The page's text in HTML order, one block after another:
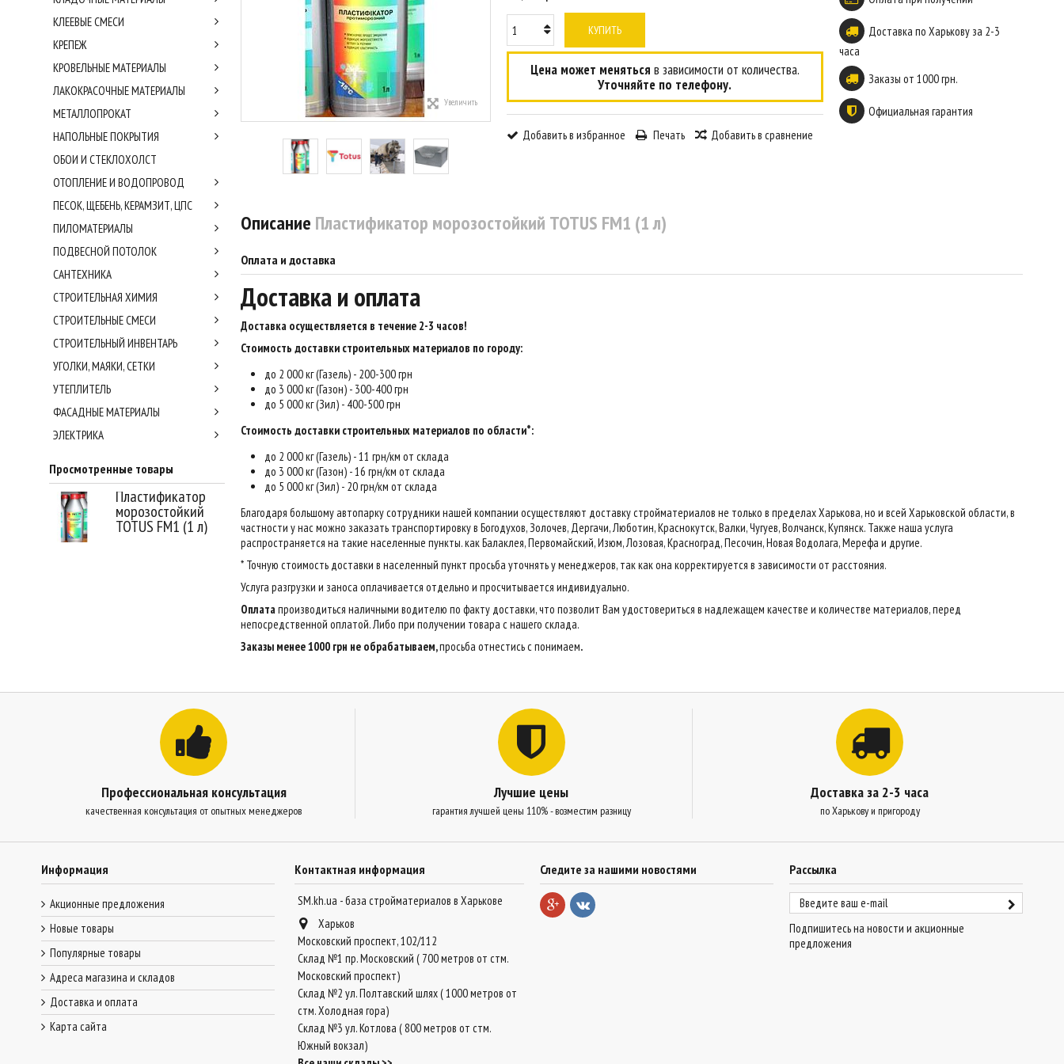
Увеличить
КУПИТЬ
Цена может меняться в зависимости от количества.
Уточняйте по телефону.
Добавить в избранное Печать Добавить в сравнение
Доставка по Харькову за 2-3
часа
Заказы от 1000 грн.
Официальная гарантия
Описание Пластификатор морозостойкий TOTUS FM1 (1 л)
Оплата и доставка
Доставка и оплата
Доставка осуществляется в течение 2-3 часов!
Стоимость доставки строительных материалов по городу:
до 2 000 кг (Газель) - 200-300 грн
до 3 000 кг (Газон) - 300-400 грн
до 5 000 кг (Зил) - 400-500 грн
Стоимость доставки строительных материалов по области*:
до 2 000 кг (Газель) - 11 грн/км от склада
до 3 000 кг (Газон) - 16 грн/км от склада
до 5 000 кг (Зил) - 20 грн/км от склада
Благодаря большому автопарку сотрудники нашей компании осуществляют доставку стройматериалов не только в пределах Харькова, но и всей Харьковской области, в
частности у нас можно заказать транспортировку в Богодухов, Золочев, Дергачи, Люботин, Краснокутск, Валки, Чугуев, Волчанск, Купянск. Также наша услуга
распространяется на такие населенные пункты. как Балаклея, Первомайский, Изюм, Лозовая, Красноград, Песочин, Новая Водолага, Мерефа и другие.
* Точную стоимость доставки в населенный пункт просьба уточнять у менеджеров, так как она корректируется в зависимости от расстояния.
Услуга разгрузки и заноса оплачивается отдельно и просчитывается индивидуально.
Оплатапроизводиться наличными водителю по факту доставки, что позволит Вам удостовериться в надлежащем качестве и количестве материалов, перед
непосредственной оплатой. Либо при получении товара с нашего склада.
Заказы менее 1000 грн не обрабатываем,просьба отнестись с понимаем.
КЛЕЕВЫЕ СМЕСИ
КРЕПЕЖ
КРОВЕЛЬНЫЕ МАТЕРИАЛЫ
ЛАКОКРАСОЧНЫЕ МАТЕРИАЛЫ
МЕТАЛЛОПРОКАТ
НАПОЛЬНЫЕ ПОКРЫТИЯ
ОБОИ И СТЕКЛОХОЛСТ
ОТОПЛЕНИЕ И ВОДОПРОВОД
ПЕСОК, ЩЕБЕНЬ, КЕРАМЗИТ, ЦПС
ПИЛОМАТЕРИАЛЫ
ПОДВЕСНОЙ ПОТОЛОК
САНТЕХНИКА
СТРОИТЕЛЬНАЯ ХИМИЯ
СТРОИТЕЛЬНЫЕ СМЕСИ
СТРОИТЕЛЬНЫЙ ИНВЕНТАРЬ
УГОЛКИ, МАЯКИ, СЕТКИ
УТЕПЛИТЕЛЬ
ФАСАДНЫЕ МАТЕРИАЛЫ
ЭЛЕКТРИКА
Просмотренные товары
Пластификатор
морозостойкий
TOTUS FM1 (1 л)
Профессиональная консультация
качественная консультация от опытных менеджеров
Лучшие цены
гарантия лучшей цены 110% - возместим разницу
Доставка за 2-3 часа
по Харькову и пригороду
Информация
Акционные предложения
Новые товары
Популярные товары
Адреса магазина и складов
Доставка и оплата
Карта сайта
Контактная информация
SM.kh.ua - база стройматериалов в Харькове
Харьков
Московский проспект, 102/112
Склад №1 пр. Московский ( 700 метров от стм.
Московский проспект)
Склад №2 ул. Полтавский шлях ( 1000 метров от
стм. Холодная гора)
Склад №3 ул. Котлова ( 800 метров от стм.
Южный вокзал)
Рассылка
Подпишитесь на новости и акционные
предложения
Следите за нашими новостями